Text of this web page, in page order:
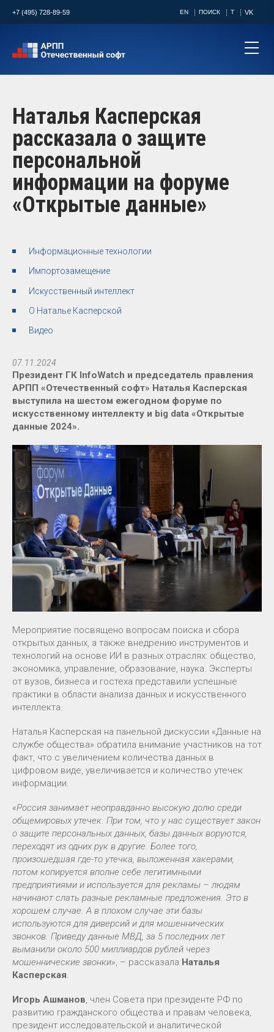
+7 (495) 728-89-59 EN ПОИСК T VK
Наталья Касперская
рассказала о защите
персональной
информации на форуме
«Открытые данные»
Информационные технологии
Импортозамещение
Искусственный интеллект
О Наталье Касперской
Видео
07.11.2024
Президент ГК InfoWatch и председатель правления
АРПП «Отечественный софт» Наталья Касперская
выступила на шестом ежегодном форуме по
искусственному интеллекту и big data «Открытые
данные 2024».
Мероприятие посвящено вопросам поиска и сбора
открытых данных, а также внедрению инструментов и
технологий на основе ИИ в разных отраслях: общество,
экономика, управление, образование, наука. Эксперты
от вузов, бизнеса и гостеха представили успешные
практики в области анализа данных и искусственного
интеллекта.
Наталья Касперская на панельной дискуссии «Данные на
службе общества» обратила внимание участников на тот
факт, что с увеличением количества данных в
цифровом виде, увеличивается и количество утечек
информации.
«Россия занимает неоправданно высокую долю среди
общемировых утечек. При том, что у нас существует закон
о защите персональных данных, базы данных воруются,
переходят из одних рук в другие. Более того,
произошедшая где-то утечка, выложенная хакерами,
потом копируется вполне себе легитимными
предприятиями и используется для рекламы – людям
начинают слать разные рекламные предложения. Это в
хорошем случае. А в плохом случае эти базы
используются для диверсий и для мошеннических
звонков. Приведу данные МВД, за 5 последних лет
выманили около 500 миллиардов рублей через
мошеннические звонки», – рассказала Наталья
Касперская.
Игорь Ашманов, член Совета при президенте РФ по
развитию гражданского общества и правам человека,
президент исследовательской и аналитической